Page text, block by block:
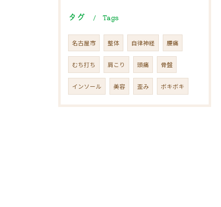
タグ Tags
名古屋市 整体 自律神経 腰痛
むち打ち 肩こり 頭痛 骨盤
インソール 美容 歪み ボキボキ